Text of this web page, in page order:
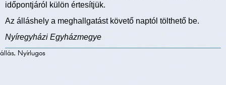
időpontjáról külön értesítjük.
Az álláshely a meghallgatást követő naptól tölthető be.
Nyíregyházi Egyházmegye
állás, Nyírlugos